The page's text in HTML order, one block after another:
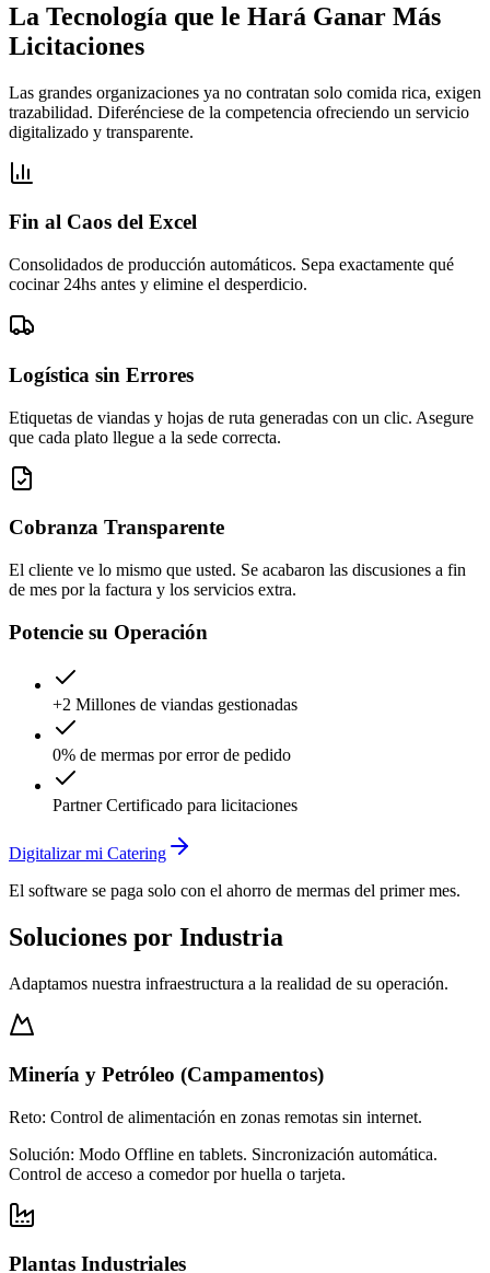
La Tecnología que le Hará Ganar Más
Licitaciones
Las grandes organizaciones ya no contratan solo comida rica, exigen
trazabilidad. Diferénciese de la competencia ofreciendo un servicio
digitalizado y transparente.
Fin al Caos del Excel
Consolidados de producción automáticos. Sepa exactamente qué
cocinar 24hs antes y elimine el desperdicio.
Logística sin Errores
Etiquetas de viandas y hojas de ruta generadas con un clic. Asegure
que cada plato llegue a la sede correcta.
Cobranza Transparente
El cliente ve lo mismo que usted. Se acabaron las discusiones a fin
de mes por la factura y los servicios extra.
Potencie su Operación
+2 Millones de viandas gestionadas
0% de mermas por error de pedido
Partner Certificado para licitaciones
Digitalizar mi Catering
El software se paga solo con el ahorro de mermas del primer mes.
Soluciones por Industria
Adaptamos nuestra infraestructura a la realidad de su operación.
Minería y Petróleo (Campamentos)
Reto: Control de alimentación en zonas remotas sin internet.
Solución: Modo Offline en tablets. Sincronización automática.
Control de acceso a comedor por huella o tarjeta.
Plantas Industriales